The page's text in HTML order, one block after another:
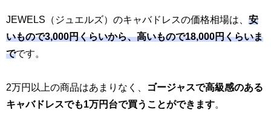
JEWELS（ジュエルズ）のキャバドレスの価格相場は、 安
いもので3,000円くらいから、高いもので18,000円くらいま
でです。
2万円以上の商品はあまりなく、
ゴージャスで高級感のある
キャバドレスでも1万円台で買うことができます。